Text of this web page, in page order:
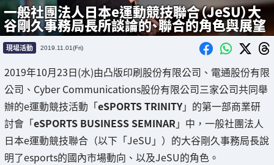
一般社團法人日本e運動競技聯合（JeSU）大
谷剛久事務局長所談論的、聯合的角色與展望
現場活動 2019.11.01(Fri)
2019年10月23日(水)由凸版印刷股份有限公司、電通股份有限
公司、Cyber Communications股份有限公司三家公司共同舉
辦的e運動競技活動「eSPORTS TRINITY」的第一部商業研
討會「eSPORTS BUSINESS SEMINAR 」中，一般社團法人
日本e運動競技聯合（以下「JeSU」）的大谷剛久事務局長說
明了esports的國內市場動向、以及JeSU的角色。